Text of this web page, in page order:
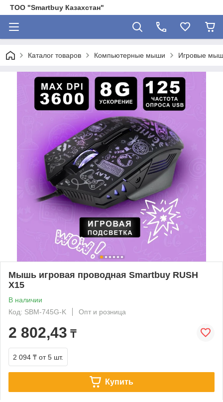
ТОО "Smartbuy Казахстан"
Каталог товаров Компьютерные мыши Игровые
Мышь игровая проводная Smartbuy RUSH
X15
В наличии
Код: SBM-745G-K
Опт и розница
2 802,43 ₸
2 094 ₸ от 5 шт.
Купить